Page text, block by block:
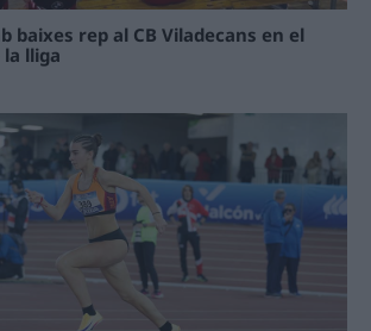
baixes rep al CB Viladecans en el
lliga